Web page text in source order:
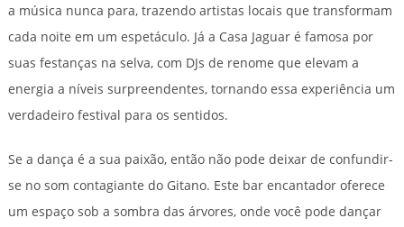
a música nunca para, trazendo artistas locais que transformam
cada noite em um espetáculo. Já a Casa Jaguar é famosa por
suas festanças na selva, com DJs de renome que elevam a
energia a níveis surpreendentes, tornando essa experiência um
verdadeiro festival para os sentidos.
Se a dança é a sua paixão, então não pode deixar de confundir-
se no som contagiante do Gitano. Este bar encantador oferece
um espaço sob a sombra das árvores, onde você pode dançar